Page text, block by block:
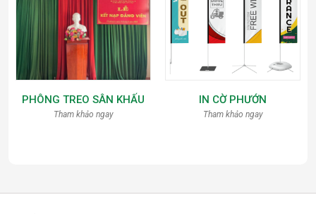
PHÔNG TREO SÂN KHẤU
Tham khảo ngay
IN CỜ PHƯỚN
Tham khảo ngay